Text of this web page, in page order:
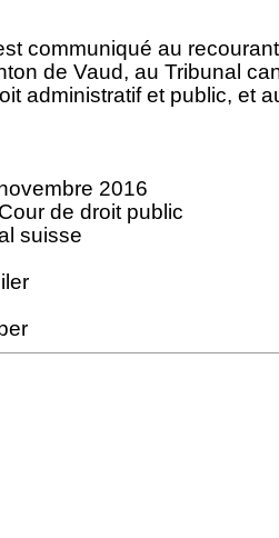
communiqué au
de Vaud, au Tribunal
administratif et public, et
2016
de droit public
suisse